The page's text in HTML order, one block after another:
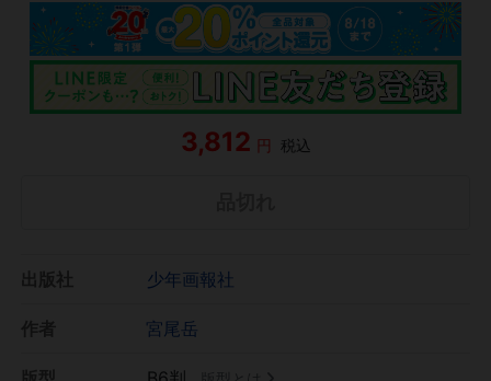
3,812 円 税込
少年画報社
宮尾岳